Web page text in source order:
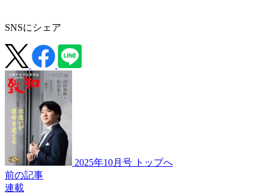
SNSにシェア
2025年10月号 トップへ
前の記事
連載